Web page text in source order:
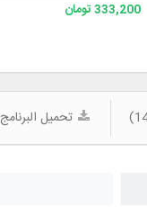
333,200 تومان
تحميل البرنامج